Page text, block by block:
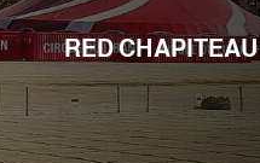
RED CHAPITEAU